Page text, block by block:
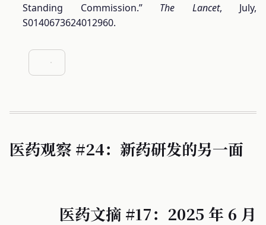
Standing Commission.” The Lancet, July,
S0140673624012960.
医药观察 #24：新药研发的另一面
医药文摘 #17：2025 年 6 月